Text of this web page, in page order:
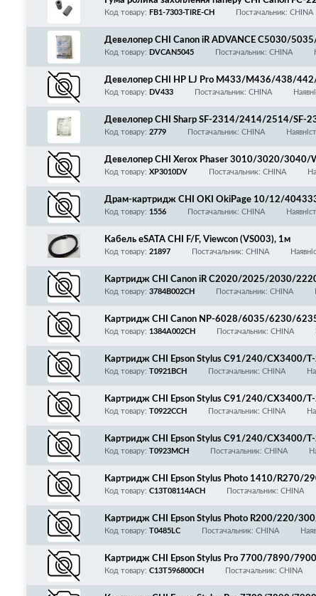
-320/325/330/420/430/860/NP-6012/6112/
Код товару: FB1-7303-TIRE-CH Постачальник: CHINA
Девелопер CHI Canon iR ADVANCE C5030/
C-EXV28/EXV29/EXV48, CARRIER, 240 г
Код товару: DVCAN5045 Постачальник: CHINA
Девелопер CHI HP LJ Pro M433/M436/438/
F256A/CF257A/MLT-D707L/006R01731, 255 г
Код товару: DV433 Постачальник: CHINA
Девелопер CHI Sharp SF-2314/2414/2514/SF-
Код товару: 2779 Постачальник: CHINA
Девелопер CHI Xerox Phaser 3010/3020/3040/
Код товару: XP3010DV Постачальник: CHINA
Драм-картридж CHI OKI OkiPage 10/12/
Код товару: 1556 Постачальник: CHINA
Кабель eSATA CHI F/F, Viewcon (VS003), 1м
Код товару: 21897 Постачальник: CHINA
Картридж CHI Canon iR C2020/2025/2030/
Код товару: 3784B002CH Постачальник: CHINA
Картридж CHI Canon NP-6028/6035/6230/
Код товару: 1384A002CH Постачальник: CHINA
Картридж CHI Epson Stylus C91/240/
Код товару: T0921BCH Постачальник: CHINA
Картридж CHI Epson Stylus C91/240/
Код товару: T0922CCH Постачальник: CHINA
Картридж CHI Epson Stylus C91/240/
Код товару: T0923MCH Постачальник: CHINA
Картридж CHI Epson Stylus Photo 1410/
9/700/710/800/T0811, зі збільшеним ресурсом!
Код товару: C13T08114ACH Постачальник: CHINA
Картридж CHI Epson Stylus Photo R200/220/
Код товару: T0485LC Постачальник: CHINA
Картридж CHI Epson Stylus Pro 7700/7890/
Код товару: C13T596800CH Постачальник: CHINA